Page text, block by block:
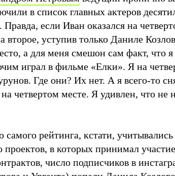
в список главных актеров
если Иван оказался на
второе, уступив только Даниле
а для меня смешон сам факт, что
играл в фильме «Елки». Я на
Где они? Их нет. А я всего-то
четвертом месте. Я удивлен, что
самого рейтинга, кстати, учитывались
проектов, в которых принимал
число подписчиков в